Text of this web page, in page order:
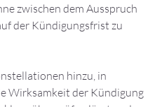
zwischen dem Ausspruch
der Kündigungsfrist zu
hinzu, in
Wirksamkeit der Kündigung